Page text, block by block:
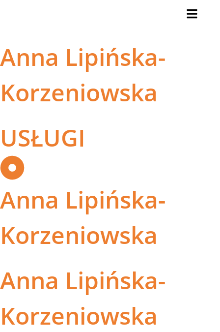
Anna Lipińska-
Korzeniowska
USŁUGI
Anna Lipińska-
Korzeniowska
Anna Lipińska-
Korzeniowska